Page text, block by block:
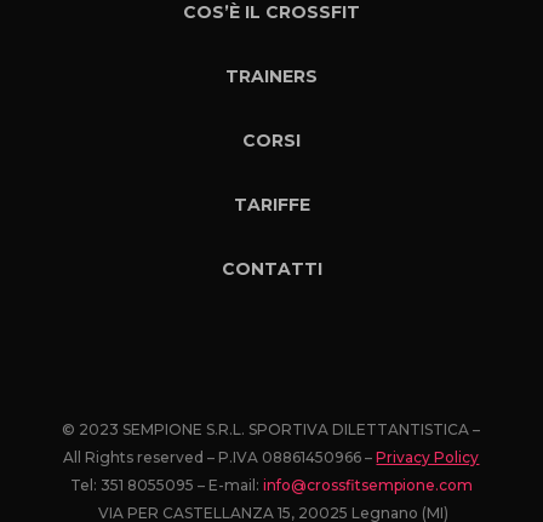
COS’È IL CROSSFIT
TRAINERS
CORSI
TARIFFE
CONTATTI
© 2023 SEMPIONE S.R.L. SPORTIVA DILETTANTISTICA –
All Rights reserved – P.IVA 08861450966 –Privacy Policy
Tel: 351 8055095 – E-mail: info@crossfitsempione.com
VIA PER CASTELLANZA 15, 20025 Legnano (MI)